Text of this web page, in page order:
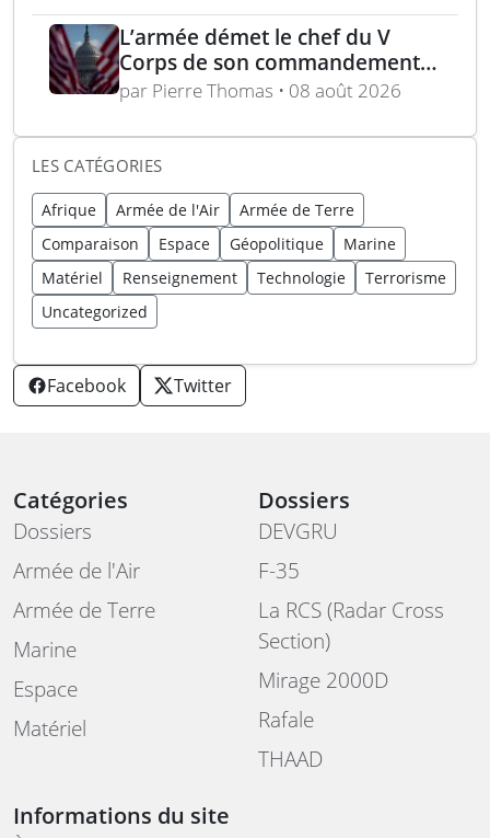
L’armée démet le chef du V
Corps de son commandement
en Europe
par Pierre Thomas • 08 août 2026
LES CATÉGORIES
Afrique Armée de l'Air
Armée de Terre
Comparaison
Espace Géopolitique
Marine
Matériel
Renseignement Technologie
Terrorisme
Uncategorized
Facebook Twitter
Catégories
Dossiers
Armée de l'Air
Armée de Terre
Marine
Espace
Matériel
Dossiers
DEVGRU
F-35
La RCS (Radar Cross
Section)
Mirage 2000D
Rafale
THAAD
Informations du site